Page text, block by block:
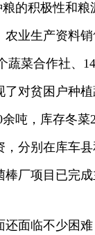
的积极性和
业生产资料销
蔬菜合作社、
对贫困户种
余吨，库存冬菜
分别在库车
厂项目已完
面临不少困